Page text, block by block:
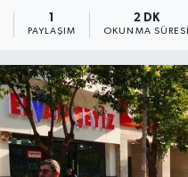
1
PAYLAŞIM
2 DK
OKUNMA